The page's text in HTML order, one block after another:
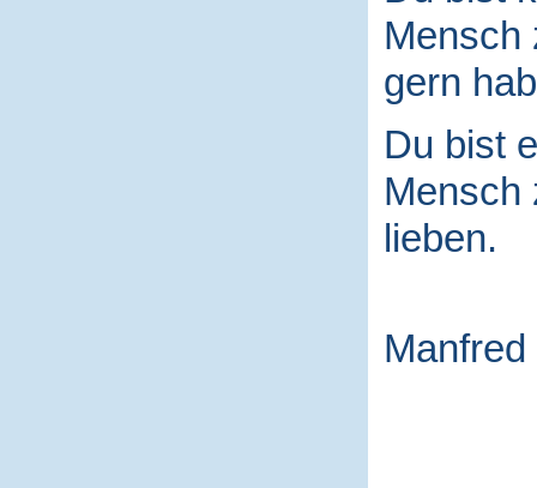
Mensch
gern
Du bist
Mensch
lieben.